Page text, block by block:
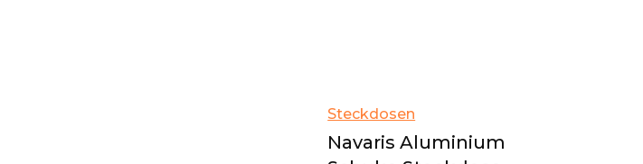
Steckdosen
Navaris Aluminium